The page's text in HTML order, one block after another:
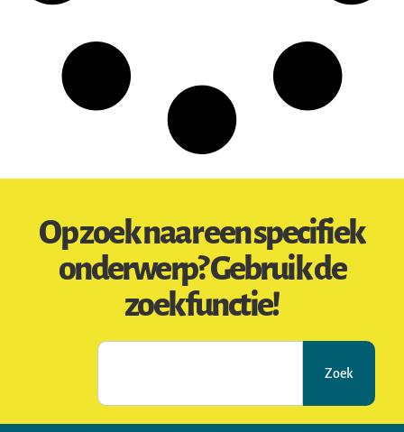
Op zoek naar een specifiek
onderwerp? Gebruik de
zoekfunctie!
Zoek